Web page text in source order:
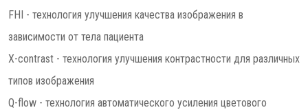
FHI - технология улучшения качества изображения в
зависимости от тела пациента
X-contrast - технология улучшения контрастности для различных
типов изображения
Q-flow - технология автоматического усиления цветового